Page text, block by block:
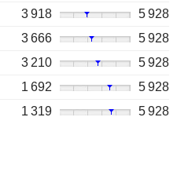
3 918
5 928
3 666
5 928
3 210
5 928
1 692
5 928
1 319 5 928